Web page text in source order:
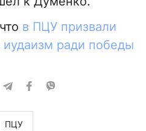
в ПЦУ призвали
иудаизм ради победы
ПЦУ